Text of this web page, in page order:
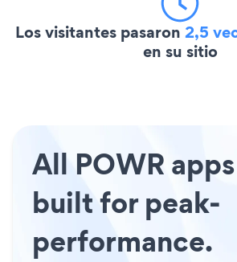
Los visitantes pasaron 2,5
en su sitio
All POWR
built for peak-
performance.